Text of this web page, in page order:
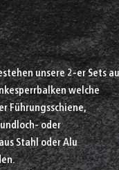
unsere 2-er Sets
welche
Führungsschiene,
oder
Stahl oder Alu